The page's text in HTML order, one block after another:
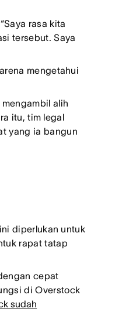
rasa kita
tersebut. Saya
mengetahui
alih
itu, tim legal
yang ia bangun
diperlukan untuk
rapat tatap
cepat
di Overstock
sudah